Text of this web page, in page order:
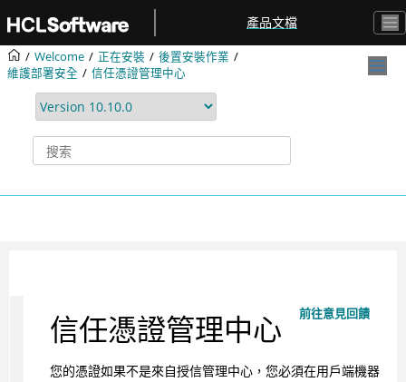
產品文檔
Welcome 正在安裝
後置安裝作業
維護部署安全
信任憑證管理中心
前往意見回饋
信任憑證管理中心
您的憑證如果不是來自授信管理中心，您必須在用戶端機器